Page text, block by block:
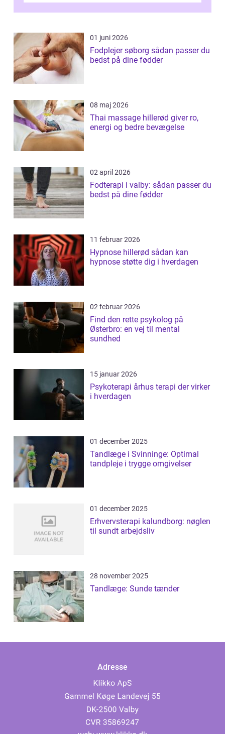
01 juni 2026
Fodplejer søborg sådan passer du
bedst på dine fødder
08 maj 2026
Thai massage hillerød giver ro,
energi og bedre bevægelse
02 april 2026
Fodterapi i valby: sådan passer du
bedst på dine fødder
11 februar 2026
Hypnose hillerød sådan kan
hypnose støtte dig i hverdagen
02 februar 2026
Find den rette psykolog på
Østerbro: en vej til mental
sundhed
15 januar 2026
Psykoterapi århus terapi der virker
i hverdagen
01 december 2025
Tandlæge i Svinninge: Optimal
tandpleje i trygge omgivelser
01 december 2025
Erhvervsterapi kalundborg: nøglen
til sundt arbejdsliv
28 november 2025
Tandlæge: Sunde tænder
Adresse